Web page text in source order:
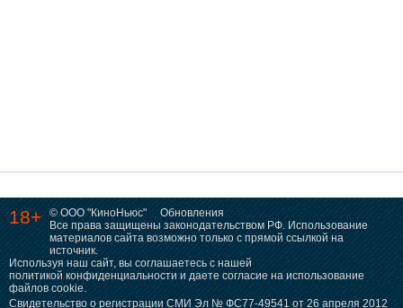
18+ © ООО "КиноНьюс"
Обновления
Все права защищены законодательством РФ. Использование
материалов сайта возможно только с прямой ссылкой на
источник.
Используя наш сайт, вы соглашаетесь с нашей
политикой конфиденциальности и даете согласие на использование
файлов cookie.
Свидетельство о регистрации СМИ Эл № ФС77-49541 от 26 апреля 2012